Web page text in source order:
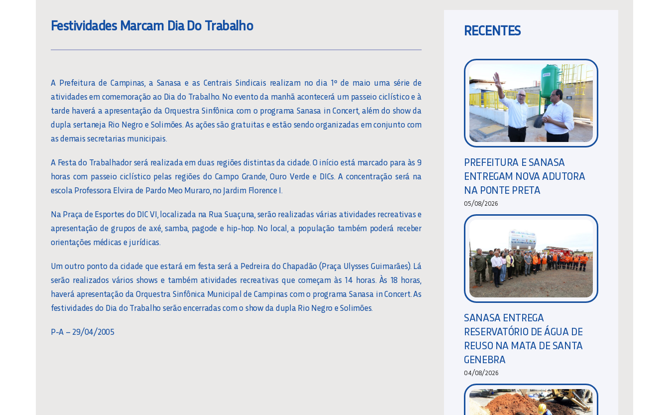
Festividades Marcam Dia Do Trabalho
A Prefeitura de Campinas, a Sanasa e as Centrais Sindicais realizam no dia 1º de maio uma série de
atividades em comemoração ao Dia do Trabalho. No evento da manhã acontecerá um passeio ciclístico e à
tarde haverá a apresentação da Orquestra Sinfônica com o programa Sanasa in Concert, além do show da
dupla sertaneja Rio Negro e Solimões. As ações são gratuitas e estão sendo organizadas em conjunto com
as demais secretarias municipais.
A Festa do Trabalhador será realizada em duas regiões distintas da cidade. O início está marcado para às 9
horas com passeio ciclístico pelas regiões do Campo Grande, Ouro Verde e DICs. A concentração será na
escola Professora Elvira de Pardo Meo Muraro, no Jardim Florence I.
Na Praça de Esportes do DIC VI, localizada na Rua Suaçuna, serão realizadas várias atividades recreativas e
apresentação de grupos de axé, samba, pagode e hip-hop. No local, a população também poderá receber
orientações médicas e jurídicas.
Um outro ponto da cidade que estará em festa será a Pedreira do Chapadão (Praça Ulysses Guimarães). Lá
serão realizados vários shows e também atividades recreativas que começam às 14 horas. Às 18 horas,
haverá apresentação da Orquestra Sinfônica Municipal de Campinas com o programa Sanasa in Concert. As
festividades do Dia do Trabalho serão encerradas com o show da dupla Rio Negro e Solimões.
P-A – 29/04/2005
RECENTES
PREFEITURA E SANASA
ENTREGAM NOVA ADUTORA
NA PONTE PRETA
05/08/2026
SANASA ENTREGA
RESERVATÓRIO DE ÁGUA DE
REUSO NA MATA DE SANTA
GENEBRA
04/08/2026